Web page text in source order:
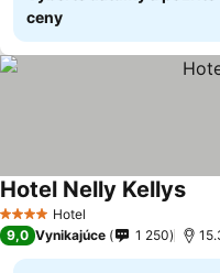
ceny
4 Počet hviezdičiek
Hotel
Hotel Nelly Kellys
9,0 Vynikajúce 1 250